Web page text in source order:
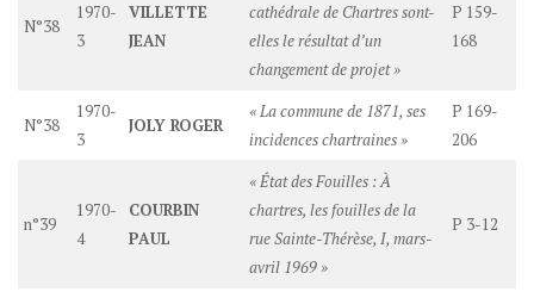
N°38
1970-
3
VILLETTE
JEAN
cathédrale de Chartres sont-
elles le résultat d’un
changement de projet »
P 159-
168
N°38
1970-
3
JOLY ROGER
« La commune de 1871, ses
incidences chartraines »
P 169-
206
n°39
1970-
4
COURBIN
PAUL
« État des Fouilles : À
chartres, les fouilles de la
rue Sainte-Thérèse, I, mars-
avril 1969 »
P 3-12